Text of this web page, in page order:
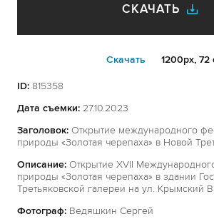
СКАЧАТЬ
Cкачать 1200px, 72
ID: 815358
Дата съемки: 27.10.2023
Заголовок: Открытие международного
природы «Золотая черепаха» в Новой
Описание: Открытие XVII
природы «Золотая черепаха» в здании
Третьяковской галереи на ул. Крымский
Фотограф: Ведяшкин Сергей